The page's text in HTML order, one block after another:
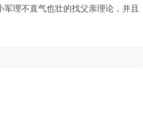
理不直气也壮的找父亲理论，并且